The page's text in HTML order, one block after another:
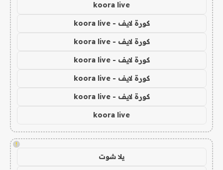
koora live
كورة لايف - koora live
كورة لايف - koora live
كورة لايف - koora live
كورة لايف - koora live
كورة لايف - koora live
koora live
!
يلا شوت